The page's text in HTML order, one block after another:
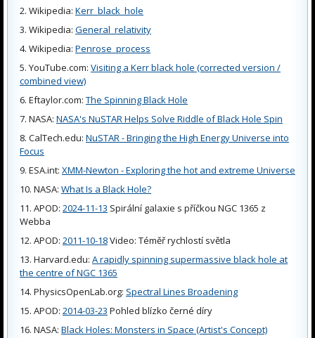
Wikipedia: Kerr_black_hole
Wikipedia: General_relativity
Wikipedia: Penrose_process
YouTube.com: Visiting a Kerr black hole (corrected version /
combined view)
Eftaylor.com: The Spinning Black Hole
NASA: NASA's NuSTAR Helps Solve Riddle of Black Hole Spin
CalTech.edu: NuSTAR - Bringing the High Energy Universe into
Focus
ESA.int: XMM-Newton - Exploring the hot and extreme Universe
NASA: What Is a Black Hole?
APOD: 2024-11-13 Spirální galaxie s příčkou NGC 1365 z
Webba
APOD: 2011-10-18Video: Téměř rychlostí světla
Harvard.edu: A rapidly spinning supermassive black hole at
the centre of NGC 1365
PhysicsOpenLab.org: Spectral Lines Broadening
APOD: 2014-03-23 Pohled blízko černé díry
NASA: Black Holes: Monsters in Space (Artist's Concept)